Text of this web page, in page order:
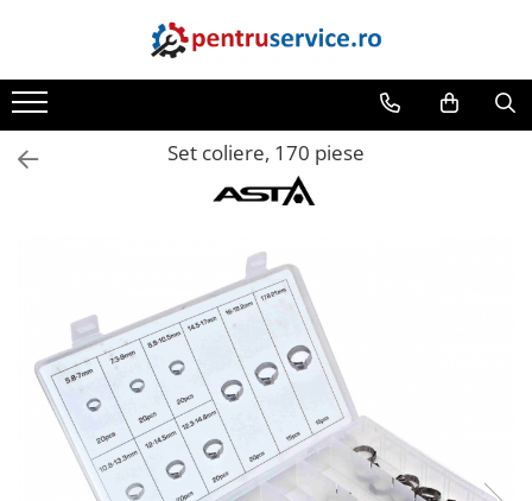
Toate Produsele
Scule Speciale
Scule pentru Motociclete
Scule Speciale pentru Camion
Scule speciale pentru electrice
Extractoare, Injectoare, Rulmenti
Tinichigerie, Caroserie
Sistem de racire, incalzire, aer
conditionat
Unelte de Motor si accesorii
Scule Speciale pentru atelier
Set coliere, 170 piese